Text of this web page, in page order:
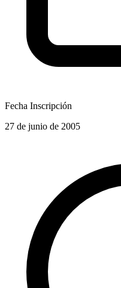
Fecha Inscripción
27 de junio de 2005